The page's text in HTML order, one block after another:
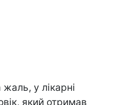
у лікарні
який отримав